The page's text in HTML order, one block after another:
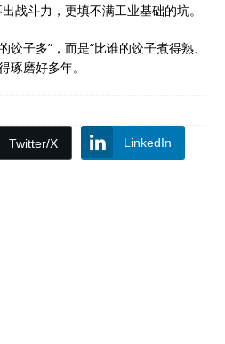
战斗力，更填不满工业基础的坑。
子多”，而是“比谁的饺子煮得熟、
琢磨好多年。
Twitter/X LinkedIn